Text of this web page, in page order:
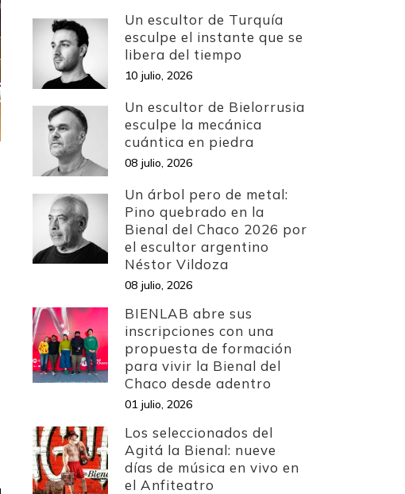
Un escultor de Turquía
esculpe el instante que se
libera del tiempo
10 julio, 2026
Un escultor de Bielorrusia
esculpe la mecánica
cuántica en piedra
08 julio, 2026
Un árbol pero de metal:
Pino quebrado en la
Bienal del Chaco 2026 por
el escultor argentino
Néstor Vildoza
08 julio, 2026
BIENLAB abre sus
inscripciones con una
propuesta de formación
para vivir la Bienal del
Chaco desde adentro
01 julio, 2026
Los seleccionados del
Agitá la Bienal: nueve
días de música en vivo en
el Anfiteatro